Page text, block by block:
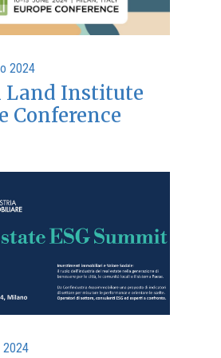
2024
Land Institute
Conference
2024